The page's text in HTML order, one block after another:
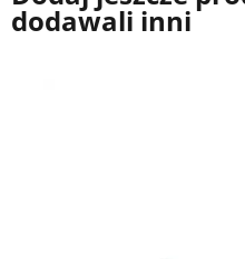
dodawali inni